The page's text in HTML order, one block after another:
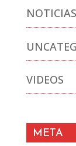
VIDEOS
META